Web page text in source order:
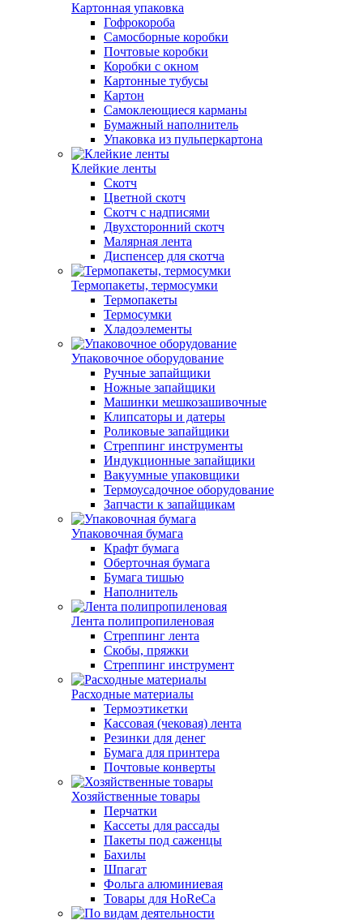
Картонная упаковка
Гофрокороба
Самосборные коробки
Почтовые коробки
Коробки с окном
Картонные тубусы
Картон
Самоклеющиеся карманы
Бумажный наполнитель
Упаковка из пульперкартона
Клейкие ленты
Скотч
Цветной скотч
Скотч с надписями
Двухсторонний скотч
Малярная лента
Диспенсер для скотча
Термопакеты, термосумки
Термопакеты
Термосумки
Хладоэлементы
Упаковочное оборудование
Ручные запайщики
Ножные запайщики
Машинки мешкозашивочные
Клипсаторы и датеры
Роликовые запайщики
Стреппинг инструменты
Индукционные запайщики
Вакуумные упаковщики
Термоусадочное оборудование
Запчасти к запайщикам
Упаковочная бумага
Крафт бумага
Оберточная бумага
Бумага тишью
Наполнитель
Лента полипропиленовая
Стреппинг лента
Скобы, пряжки
Стреппинг инструмент
Расходные материалы
Термоэтикетки
Кассовая (чековая) лента
Резинки для денег
Бумага для принтера
Почтовые конверты
Хозяйственные товары
Перчатки
Кассеты для рассады
Пакеты под саженцы
Бахилы
Шпагат
Фольга алюминиевая
Товары для HoReCa